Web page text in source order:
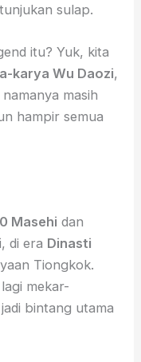
sulap.
itu? Yuk, kita
karya Wu Daozi,
masih
hampir semua
Masehi dan
, di era Dinasti
Tiongkok.
mekar-
bintang utama